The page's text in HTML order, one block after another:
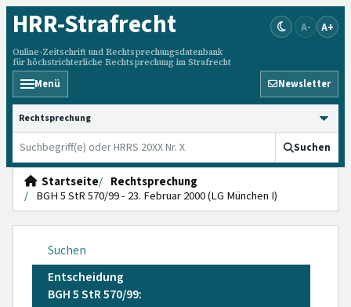
HRR-Strafrecht
Online-Zeitschrift und Rechtsprechungsdatenbank
für höchstrichterliche Rechtsprechung im Strafrecht
A- A+
Menü Newsletter
HRRS durchsuchen
Suchen
Startseite
Rechtsprechung
BGH 5 StR 570/99 - 23. Februar 2000 (LG München I)
Suchen
Entscheidung
BGH 5 StR 570/99: